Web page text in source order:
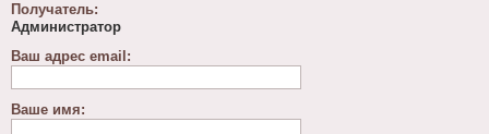
Получатель:
Администратор
Ваш адрес email:
Ваше имя: